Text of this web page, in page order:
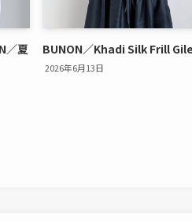
／夏
BUNON／Khadi Silk Frill
2026年6月13日